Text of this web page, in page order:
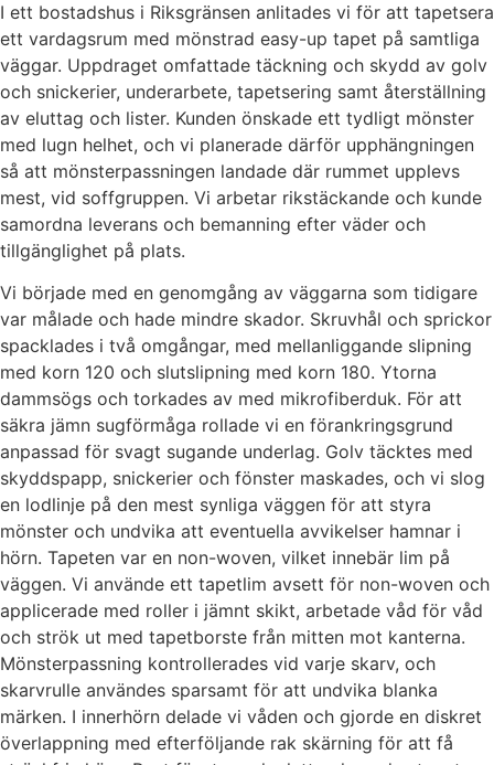
I ett bostadshus i Riksgränsen anlitades vi för att tapetsera
ett vardagsrum med mönstrad easy-up tapet på samtliga
väggar. Uppdraget omfattade täckning och skydd av golv
och snickerier, underarbete, tapetsering samt återställning
av eluttag och lister. Kunden önskade ett tydligt mönster
med lugn helhet, och vi planerade därför upphängningen
så att mönsterpassningen landade där rummet upplevs
mest, vid soffgruppen. Vi arbetar rikstäckande och kunde
samordna leverans och bemanning efter väder och
tillgänglighet på plats.
Vi började med en genomgång av väggarna som tidigare
var målade och hade mindre skador. Skruvhål och sprickor
spacklades i två omgångar, med mellanliggande slipning
med korn 120 och slutslipning med korn 180. Ytorna
dammsögs och torkades av med mikrofiberduk. För att
säkra jämn sugförmåga rollade vi en förankringsgrund
anpassad för svagt sugande underlag. Golv täcktes med
skyddspapp, snickerier och fönster maskades, och vi slog
en lodlinje på den mest synliga väggen för att styra
mönster och undvika att eventuella avvikelser hamnar i
hörn. Tapeten var en non-woven, vilket innebär lim på
väggen. Vi använde ett tapetlim avsett för non-woven och
applicerade med roller i jämnt skikt, arbetade våd för våd
och strök ut med tapetborste från mitten mot kanterna.
Mönsterpassning kontrollerades vid varje skarv, och
skarvrulle användes sparsamt för att undvika blanka
märken. I innerhörn delade vi våden och gjorde en diskret
överlappning med efterföljande rak skärning för att få